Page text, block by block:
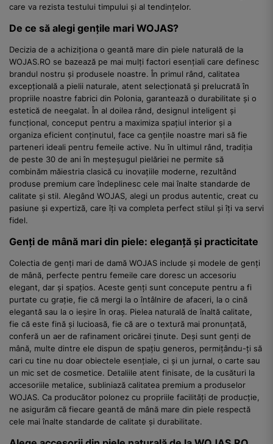
care va rezista testului timpului și al tendințelor.
De ce să alegi gențile mari WOJAS?
Decizia de a achiziționa o geantă mare din piele naturală de la
WOJAS.RO se bazează pe mai mulți factori esențiali care definesc
brandul nostru și produsele noastre. În primul rând, calitatea
excepțională a pielii naturale, atent selecționată și prelucrată în
propriile noastre fabrici din Polonia, garantează o durabilitate și o
estetică de neegalat. În al doilea rând, designul inteligent și
funcțional, conceput pentru a maximiza spațiul interior și a
organiza eficient conținutul, face ca gențile noastre mari să fie
parteneri ideali pentru femeile active. Nu în ultimul rând, tradiția
de peste 30 de ani în meșteșugul pielăriei ne permite să
combinăm măiestria clasică cu inovațiile moderne, rezultând
produse premium care îndeplinesc cele mai înalte standarde de
calitate și stil. Alegând WOJAS, alegi un produs autentic, creat cu
pasiune și expertiză, care îți va completa perfect stilul și îți va servi
fidel.
Genți de mână mari din piele: eleganță și practicitate
Colectia de genți mari de damă WOJAS include și modele de genți
de mână, perfecte pentru femeile care doresc un accesoriu
elegant, dar și spațios. Aceste genți sunt concepute pentru a fi
purtate cu grație, fie că mergi la o întâlnire de afaceri, la o cină
elegantă sau la o ieșire în oraș. Pielea naturală de înaltă calitate,
fie că este fină și lucioasă, fie că are o textură mai pronunțată,
conferă un aer de rafinament oricărei ținute. Deși sunt genți de
mână, multe dintre ele dispun de spațiu generos, permițându-ți să
cari cu tine nu doar obiectele esențiale, ci și un jurnal, o carte sau
un mic set de cosmetice. Detaliile atent finisate, de la cusături la
accesoriile metalice, subliniază calitatea premium a produselor
WOJAS. Ca producător polonez cu propriile facilități de producție,
ne asigurăm că fiecare geantă de mână mare din piele respectă
cele mai înalte standarde de calitate și durabilitate.